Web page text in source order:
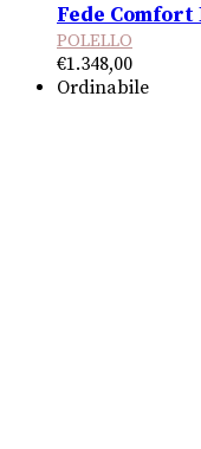
Fede Comfort
POLELLO
€1.348,00
Ordinabile